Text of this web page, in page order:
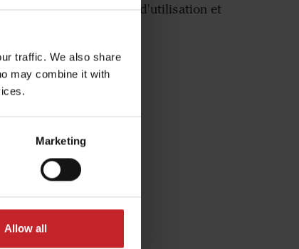
traffic. We also share
may combine it with
Marketing
Allow all
de précision, facile d'utilisation et